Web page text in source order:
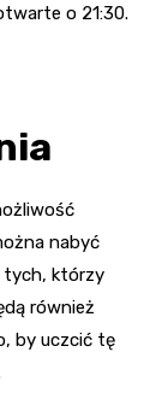
o 21:30.
nabyć
tych, którzy
również
by uczcić tę